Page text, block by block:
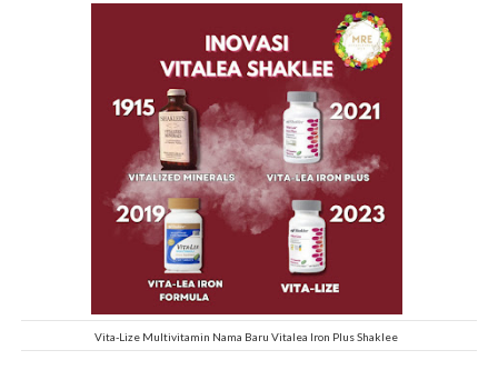
Vita-Lize Multivitamin Nama Baru Vitalea Iron Plus Shaklee